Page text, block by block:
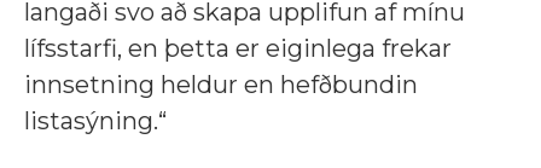
langaði svo að skapa upplifun af mínu
lífsstarfi, en þetta er eiginlega frekar
innsetning heldur en hefðbundin
listasýning.“